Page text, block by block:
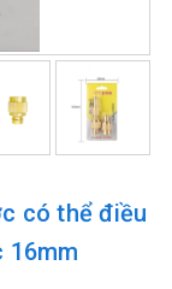
có thể điều
16mm